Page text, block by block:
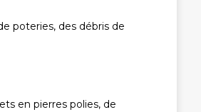
poteries, des débris de
en pierres polies, de